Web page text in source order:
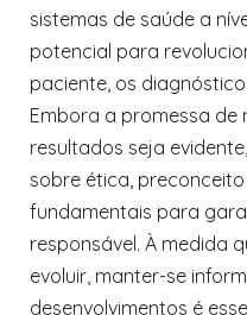
sistemas de saúde a
potencial para
paciente, os
Embora a promessa de
resultados seja
sobre ética,
fundamentais para
responsável. À medida
evoluir, manter-se
desenvolvimentos é